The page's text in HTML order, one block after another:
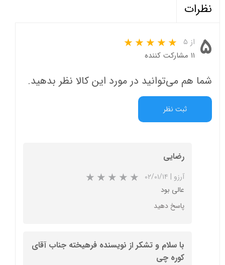
نظرات
۵ از ۵
۱۱ مشارکت کننده
شما هم می‌توانید در مورد این کالا نظر بدهید.
ثبت نظر
رضایی
آرزو | ۰۲/۰۱/۱۴
عالی بود
پاسخ دهید
با سلام و تشکر از نویسنده فرهیخته جناب آقای
کوره چی